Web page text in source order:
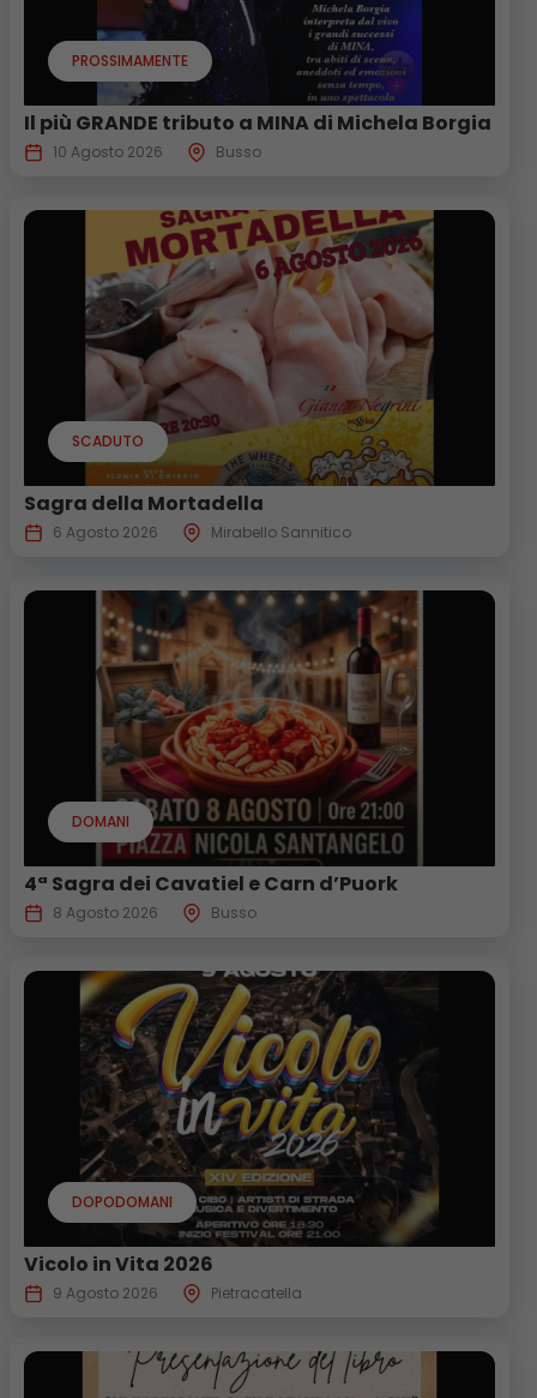
PROSSIMAMENTE
Il più GRANDE tributo a MINA di Michela Borgia
10 Agosto 2026 Busso
SCADUTO
Sagra della Mortadella
6 Agosto 2026 Mirabello Sannitico
DOMANI
4ª Sagra dei Cavatiel e Carn d’Puork
8 Agosto 2026 Busso
DOPODOMANI
Vicolo in Vita 2026
9 Agosto 2026 Pietracatella